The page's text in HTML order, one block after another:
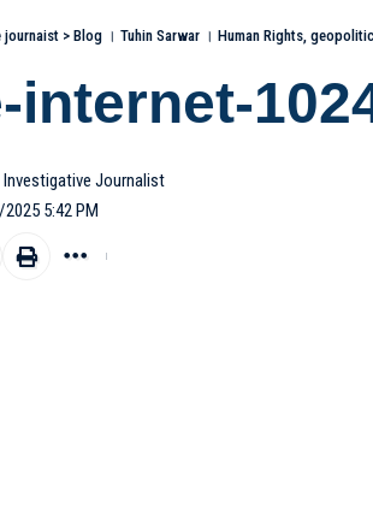
journaist > Blog । Tuhin Sarwar । Human Rights,
5:42 PM
Investigative Journalist